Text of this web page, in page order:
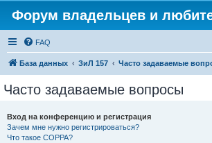
Форум владельцев и
FAQ
База данных ЗиЛ 157 Часто задаваемые
Часто задаваемые вопросы
Вход на конференцию и регистрация
Зачем мне нужно регистрироваться?
Что такое COPPA?